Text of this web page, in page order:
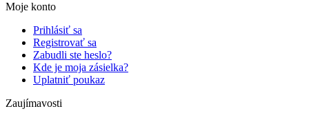
Moje konto
Prihlásiť sa
Registrovať sa
Zabudli ste heslo?
Kde je moja zásielka?
Uplatniť poukaz
Zaujímavosti